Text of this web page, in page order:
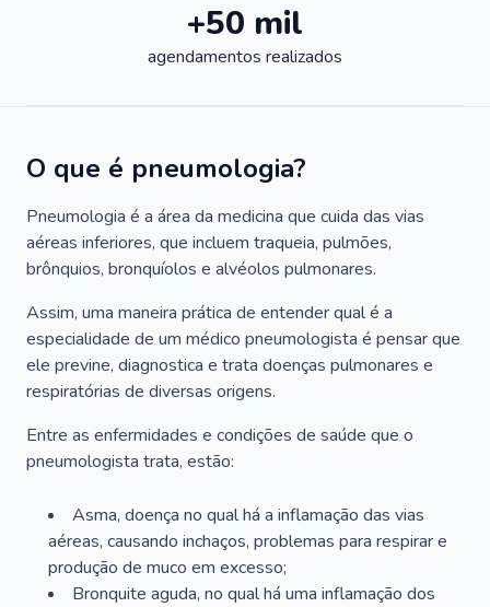
+50 mil
agendamentos realizados
O que é pneumologia?
Pneumologia é a área da medicina que cuida das vias
aéreas inferiores, que incluem traqueia, pulmões,
brônquios, bronquíolos e alvéolos pulmonares.
Assim, uma maneira prática de entender qual é a
especialidade de um médico pneumologista é pensar que
ele previne, diagnostica e trata doenças pulmonares e
respiratórias de diversas origens.
Entre as enfermidades e condições de saúde que o
pneumologista trata, estão:
Asma, doença no qual há a inflamação das vias
aéreas, causando inchaços, problemas para respirar e
produção de muco em excesso;
Bronquite aguda, no qual há uma inflamação dos